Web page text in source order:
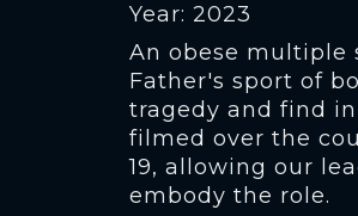
Year: 2023
An obese multiple
Father's sport of
tragedy and find
filmed over the
19, allowing our
embody the role.